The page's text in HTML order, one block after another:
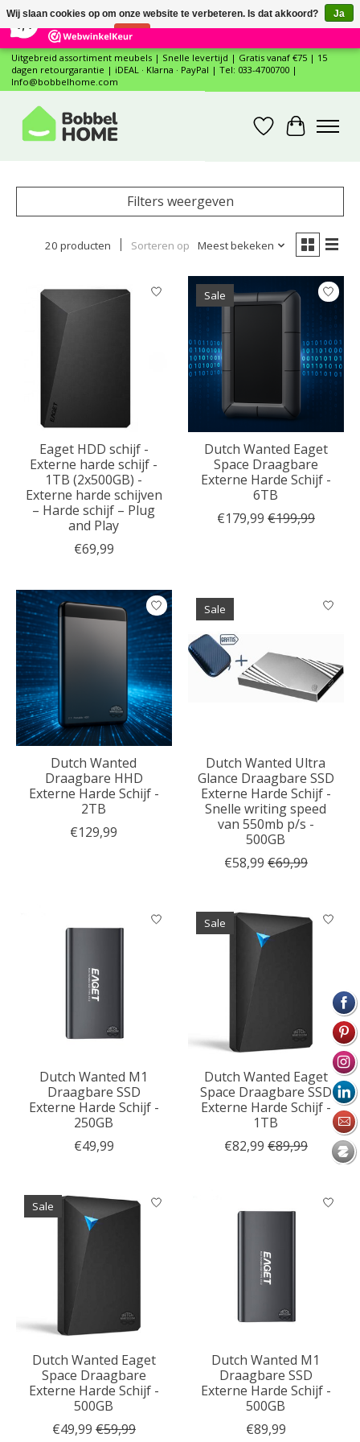
12 Reviews ×
Uitgebreid assortiment meubels | Snelle levertijd | Gratis vanaf €75 | 15
dagen retourgarantie | iDEAL · Klarna · PayPal | Tel: 033-4700700 |
Info@bobbelhome.com
Verlanglijst
Filters weergeven
20 producten Sorteren op Meest bekeken
Eaget HDD schijf -
Externe harde schijf -
1TB (2x500GB) -
Externe harde schijven
– Harde schijf – Plug
and Play
€69,99
Sale
Dutch Wanted Eaget
Space Draagbare
Externe Harde Schijf -
6TB
€179,99 €199,99
Dutch Wanted
Draagbare HHD
Externe Harde Schijf -
2TB
€129,99
Sale
Dutch Wanted Ultra
Glance Draagbare SSD
Externe Harde Schijf -
Snelle writing speed
van 550mb p/s -
500GB
€58,99 €69,99
Dutch Wanted M1
Draagbare SSD
Externe Harde Schijf -
250GB
€49,99
Sale
Dutch Wanted Eaget
Space Draagbare SSD
Externe Harde Schijf -
1TB
€82,99 €89,99
Sale
Dutch Wanted Eaget
Space Draagbare
Externe Harde Schijf -
500GB
€49,99 €59,99
Dutch Wanted M1
Draagbare SSD
Externe Harde Schijf -
500GB
€89,99
Wij slaan cookies op om onze website te verbeteren. Is dat akkoord?
Ja
Nee